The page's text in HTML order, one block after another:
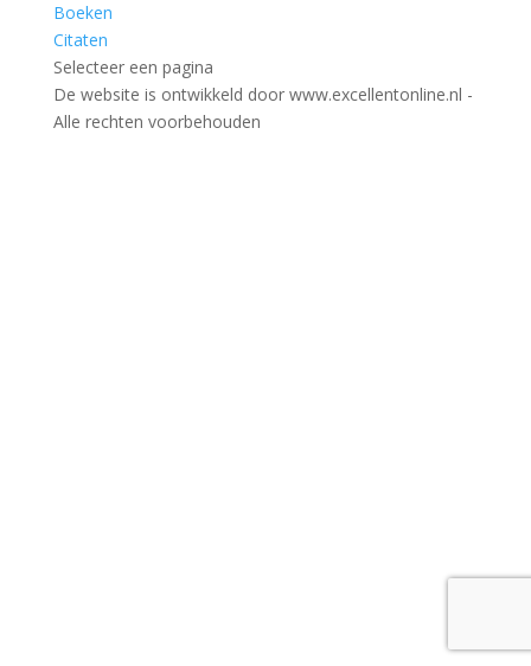
Boeken
Citaten
Selecteer een pagina
De website is ontwikkeld door www.excellentonline.nl -
Alle rechten voorbehouden